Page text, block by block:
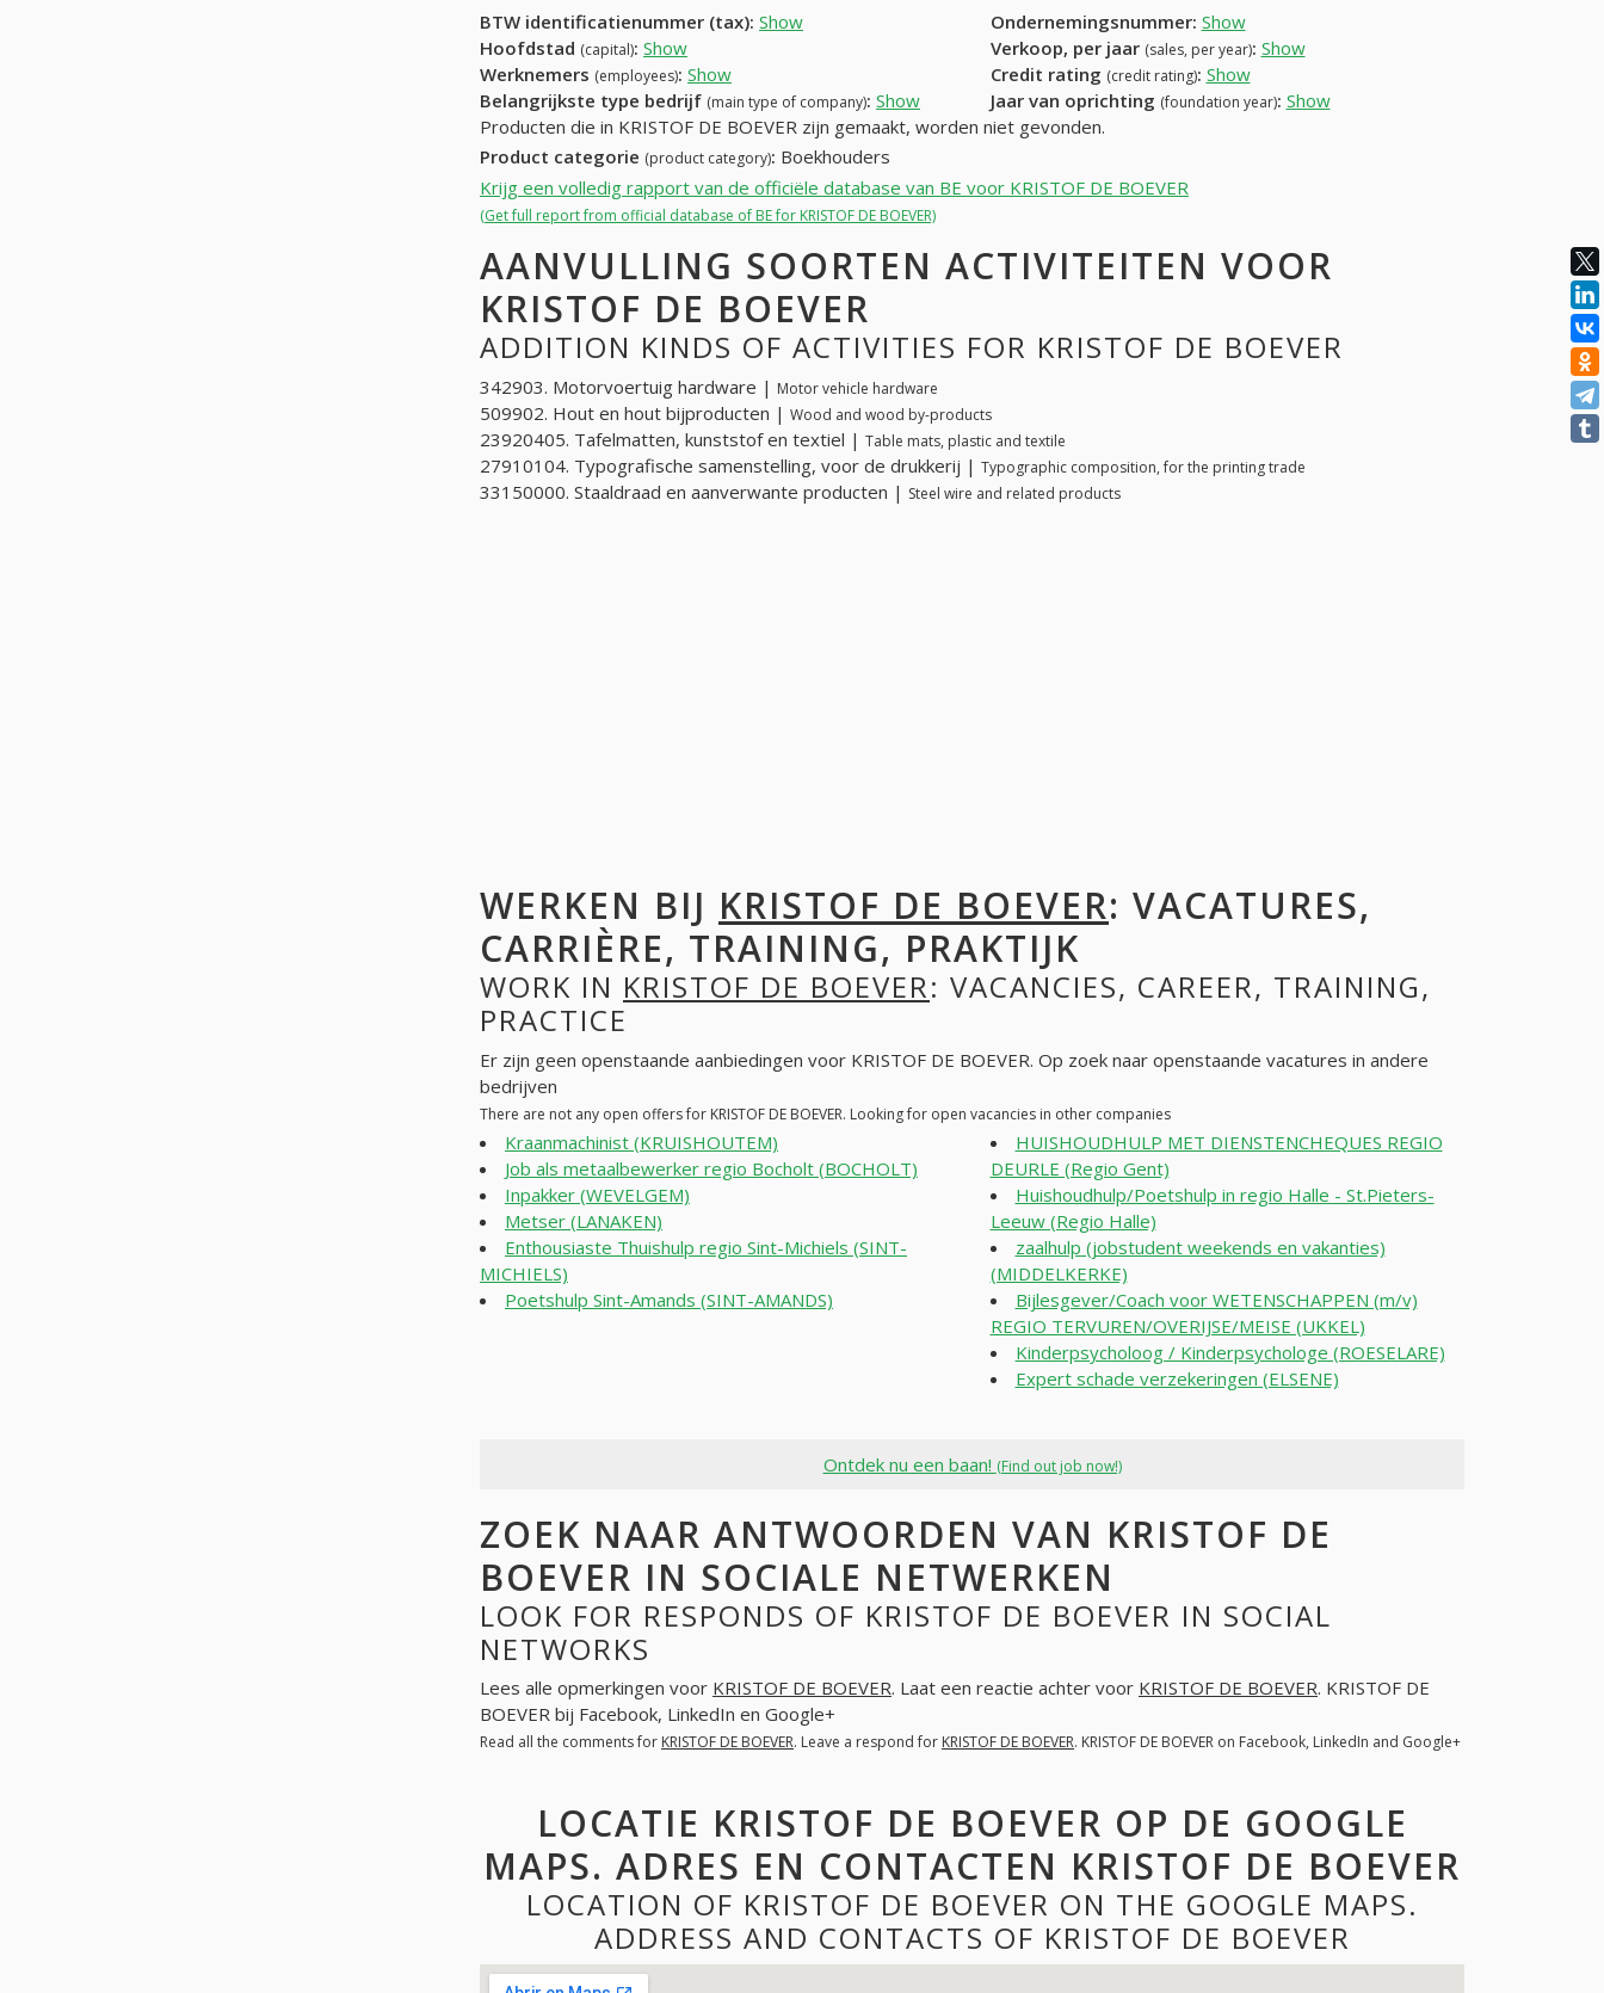
BTW identificatienummer (tax): Show Ondernemingsnummer: Show
Hoofdstad (capital): Show Verkoop, per jaar (sales, per year): Show
Werknemers (employees): Show Credit rating (credit rating): Show
Belangrijkste type bedrijf (main type of company): Show Jaar van oprichting (foundation year): Show
Producten die in KRISTOF DE BOEVER zijn gemaakt, worden niet gevonden.
Product categorie (product category): Boekhouders
Krijg een volledig rapport van de officiële database van BE voor KRISTOF DE BOEVER
(Get full report from official database of BE for KRISTOF DE BOEVER)
AANVULLING SOORTEN ACTIVITEITEN VOOR
KRISTOF DE BOEVER
ADDITION KINDS OF ACTIVITIES FOR KRISTOF DE BOEVER
342903. Motorvoertuig hardware | Motor vehicle hardware
509902. Hout en hout bijproducten | Wood and wood by-products
23920405. Tafelmatten, kunststof en textiel | Table mats, plastic and textile
27910104. Typografische samenstelling, voor de drukkerij | Typographic composition, for the printing trade
33150000. Staaldraad en aanverwante producten | Steel wire and related products
WERKEN BIJ KRISTOF DE BOEVER: VACATURES,
CARRIÈRE, TRAINING, PRAKTIJK
WORK IN KRISTOF DE BOEVER: VACANCIES, CAREER, TRAINING,
PRACTICE
Er zijn geen openstaande aanbiedingen voor KRISTOF DE BOEVER. Op zoek naar openstaande vacatures in andere
bedrijven
There are not any open offers for KRISTOF DE BOEVER. Looking for open vacancies in other companies
Kraanmachinist (KRUISHOUTEM)
Job als metaalbewerker regio Bocholt (BOCHOLT)
Inpakker (WEVELGEM)
Metser (LANAKEN)
Enthousiaste Thuishulp regio Sint-Michiels (SINT-
MICHIELS)
Poetshulp Sint-Amands (SINT-AMANDS)
HUISHOUDHULP MET DIENSTENCHEQUES REGIO
DEURLE (Regio Gent)
Huishoudhulp/Poetshulp in regio Halle - St.Pieters-
Leeuw (Regio Halle)
zaalhulp (jobstudent weekends en vakanties)
(MIDDELKERKE)
Bijlesgever/Coach voor WETENSCHAPPEN (m/v)
REGIO TERVUREN/OVERIJSE/MEISE (UKKEL)
Kinderpsycholoog / Kinderpsychologe (ROESELARE)
Expert schade verzekeringen (ELSENE)
Ontdek nu een baan! (Find out job now!)
ZOEK NAAR ANTWOORDEN VAN KRISTOF DE
BOEVER IN SOCIALE NETWERKEN
LOOK FOR RESPONDS OF KRISTOF DE BOEVER IN SOCIAL
NETWORKS
Lees alle opmerkingen voor KRISTOF DE BOEVER. Laat een reactie achter voor KRISTOF DE BOEVER. KRISTOF DE
BOEVER bij Facebook, LinkedIn en Google+
Read all the comments for KRISTOF DE BOEVER. Leave a respond for KRISTOF DE BOEVER. KRISTOF DE BOEVER on Facebook, LinkedIn and Google+
LOCATIE KRISTOF DE BOEVER OP DE GOOGLE
MAPS. ADRES EN CONTACTEN KRISTOF DE BOEVER
LOCATION OF KRISTOF DE BOEVER ON THE GOOGLE MAPS.
ADDRESS AND CONTACTS OF KRISTOF DE BOEVER